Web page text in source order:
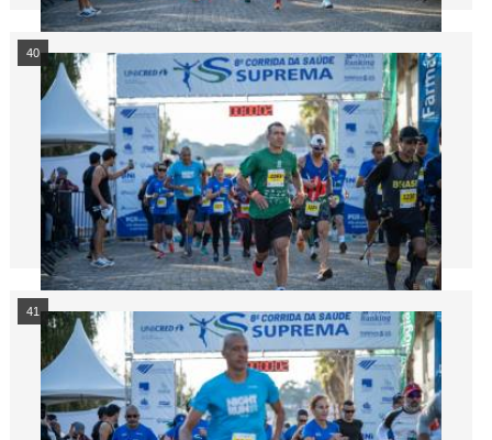
40
41